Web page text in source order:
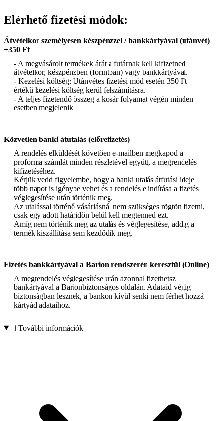
Elérhető fizetési módok:
Átvételkor személyesen készpénzzel / bankkártyával (utánvét)
+350 Ft
- A megvásárolt termékek árát a futárnak kell kifizetned
átvételkor, készpénzben (forintban) vagy bankkártyával.
- Kezelési költség: Utánvétes fizetési mód esetén 350 Ft
értékű kezelési költség kerül felszámításra.
- A teljes fizetendő összeg a kosár folyamat végén minden
esetben megjelenik.
Közvetlen banki átutalás (előrefizetés)
A rendelés elküldését követően e-mailben megkapod a
proforma számlát minden részletével együtt, a megrendelés
kifizetéséhez.
Kérjük vedd figyelembe, hogy a banki utalás átfutási ideje
több napot is igénybe vehet és a rendelés elindítása a fizetés
véglegesítése után történik meg.
Az utalással történő vásárlásnál nem szükséges rögtön fizetni,
csak egy adott határidőn belül kell megtenned ezt.
Amíg nem történik meg az utalás és véglegesítése, addig a
termék kiszállítása sem kezdődik meg.
Fizetés bankkártyával a Barion rendszerén keresztül (Online)
A megrendelés véglegesítése után azonnal fizethetsz
bankártyával a Barionbiztonságos oldalán. Adataid végig
biztonságban lesznek, a bankon kívül senki nem férhet hozzá
kártyád adataihoz.
ℹ️ További információk